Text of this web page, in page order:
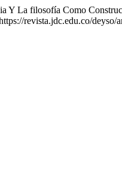
Y La filosofía Como
revista.jdc.edu.co/deyso/